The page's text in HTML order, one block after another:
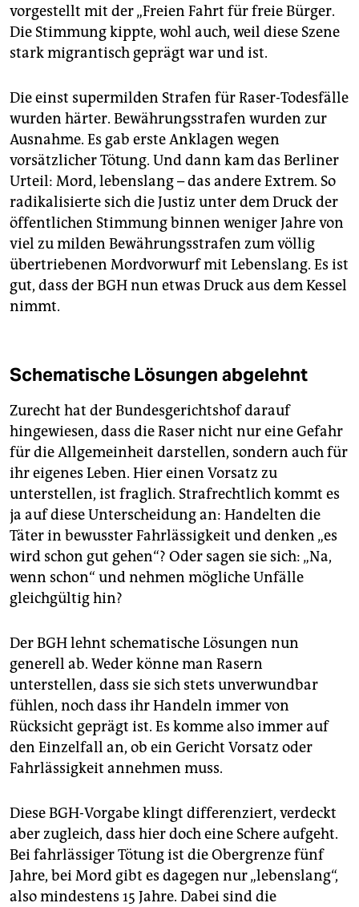
vorgestellt mit der „Freien Fahrt für freie Bürger.
Die Stimmung kippte, wohl auch, weil diese Szene
stark migrantisch geprägt war und ist.
Die einst supermilden Strafen für Raser-Todesfälle
wurden härter. Bewährungsstrafen wurden zur
Ausnahme. Es gab erste Anklagen wegen
vorsätzlicher Tötung. Und dann kam das Berliner
Urteil: Mord, lebenslang – das andere Extrem. So
radikalisierte sich die Justiz unter dem Druck der
öffentlichen Stimmung binnen weniger Jahre von
viel zu milden Bewährungsstrafen zum völlig
übertriebenen Mordvorwurf mit Lebenslang. Es ist
gut, dass der BGH nun etwas Druck aus dem Kessel
nimmt.
Schematische Lösungen abgelehnt
Zurecht hat der Bundesgerichtshof darauf
hingewiesen, dass die Raser nicht nur eine Gefahr
für die Allgemeinheit darstellen, sondern auch für
ihr eigenes Leben. Hier einen Vorsatz zu
unterstellen, ist fraglich. Strafrechtlich kommt es
ja auf diese Unterscheidung an: Handelten die
Täter in bewusster Fahrlässigkeit und denken „es
wird schon gut gehen“? Oder sagen sie sich: „Na,
wenn schon“ und nehmen mögliche Unfälle
gleichgültig hin?
Der BGH lehnt schematische Lösungen nun
generell ab. Weder könne man Rasern
unterstellen, dass sie sich stets unverwundbar
fühlen, noch dass ihr Handeln immer von
Rücksicht geprägt ist. Es komme also immer auf
den Einzelfall an, ob ein Gericht Vorsatz oder
Fahrlässigkeit annehmen muss.
Diese BGH-Vorgabe klingt differenziert, verdeckt
aber zugleich, dass hier doch eine Schere aufgeht.
Bei fahrlässiger Tötung ist die Obergrenze fünf
Jahre, bei Mord gibt es dagegen nur „lebenslang“,
also mindestens 15 Jahre. Dabei sind die